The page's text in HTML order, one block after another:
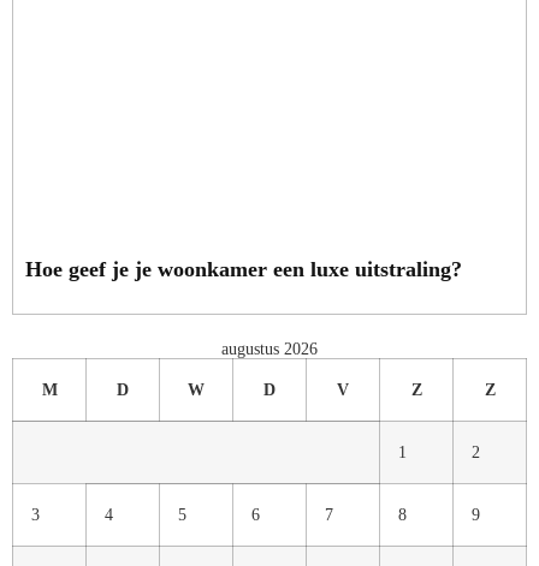
Hoe geef je je woonkamer een luxe uitstraling?
augustus 2026
M D W D V Z Z
1 2
3 4 5 6 7 8 9